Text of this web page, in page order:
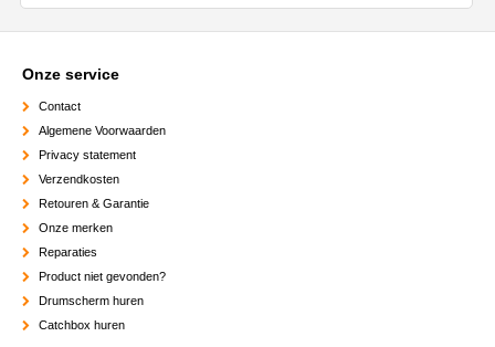
Onze service
Contact
Algemene Voorwaarden
Privacy statement
Verzendkosten
Retouren & Garantie
Onze merken
Reparaties
Product niet gevonden?
Drumscherm huren
Catchbox huren